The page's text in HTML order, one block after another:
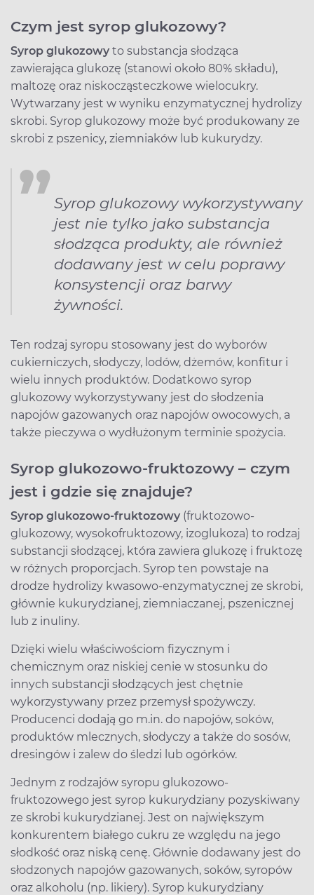
Czym jest syrop glukozowy?
Syrop glukozowy to substancja słodząca
zawierająca glukozę (stanowi około 80% składu),
maltozę oraz niskocząsteczkowe wielocukry.
Wytwarzany jest w wyniku enzymatycznej hydrolizy
skrobi. Syrop glukozowy może być produkowany ze
skrobi z pszenicy, ziemniaków lub kukurydzy.
Syrop glukozowy wykorzystywany
jest nie tylko jako substancja
słodząca produkty, ale również
dodawany jest w celu poprawy
konsystencji oraz barwy
żywności.
Ten rodzaj syropu stosowany jest do wyborów
cukierniczych, słodyczy, lodów, dżemów, konfitur i
wielu innych produktów. Dodatkowo syrop
glukozowy wykorzystywany jest do słodzenia
napojów gazowanych oraz napojów owocowych, a
także pieczywa o wydłużonym terminie spożycia.
Syrop glukozowo-fruktozowy – czym
jest i gdzie się znajduje?
Syrop glukozowo-fruktozowy (fruktozowo-
glukozowy, wysokofruktozowy, izoglukoza) to rodzaj
substancji słodzącej, która zawiera glukozę i fruktozę
w różnych proporcjach. Syrop ten powstaje na
drodze hydrolizy kwasowo-enzymatycznej ze skrobi,
głównie kukurydzianej, ziemniaczanej, pszenicznej
lub z inuliny.
Dzięki wielu właściwościom fizycznym i
chemicznym oraz niskiej cenie w stosunku do
innych substancji słodzących jest chętnie
wykorzystywany przez przemysł spożywczy.
Producenci dodają go m.in. do napojów, soków,
produktów mlecznych, słodyczy a także do sosów,
dresingów i zalew do śledzi lub ogórków.
Jednym z rodzajów syropu glukozowo-
fruktozowego jest syrop kukurydziany pozyskiwany
ze skrobi kukurydzianej. Jest on największym
konkurentem białego cukru ze względu na jego
słodkość oraz niską cenę. Głównie dodawany jest do
słodzonych napojów gazowanych, soków, syropów
oraz alkoholu (np. likiery). Syrop kukurydziany